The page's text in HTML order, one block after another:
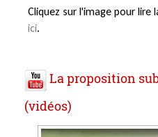
Cliquez sur l'image pour lire
ici.
La proposition
(vidéos)